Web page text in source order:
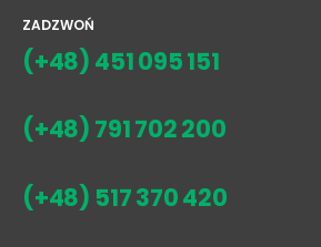
ZADZWOŃ
(+48) 451 095 151
(+48) 791 702 200
(+48) 517 370 420